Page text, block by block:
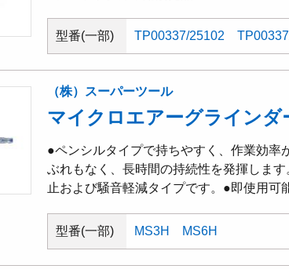
型番(一部) TP00337/25102
（株）スーパーツール
マイクロエアーグライン
●ペンシルタイプで持ちやすく、作業効
ぶれもなく、長時間の持続性を発揮しま
止および騒音軽減タイプです。●即使用可
型番(一部) MS3H MS6H